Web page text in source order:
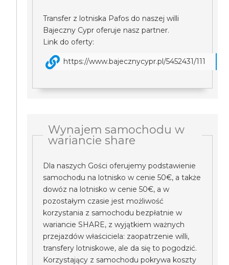
Transfer z lotniska Pafos do naszej willi
Bajeczny Cypr oferuje nasz partner.
Link do oferty:
https://www.bajecznycypr.pl/5452431/111
Wynajem samochodu w
wariancie share
Dla naszych Gości oferujemy podstawienie
samochodu na lotnisko w cenie 50€, a także
dowóz na lotnisko w cenie 50€, a w
pozostałym czasie jest możliwość
korzystania z samochodu bezpłatnie w
wariancie SHARE, z wyjątkiem ważnych
przejazdów właściciela: zaopatrzenie willi,
transfery lotniskowe, ale da się to pogodzić.
Korzystający z samochodu pokrywa koszty